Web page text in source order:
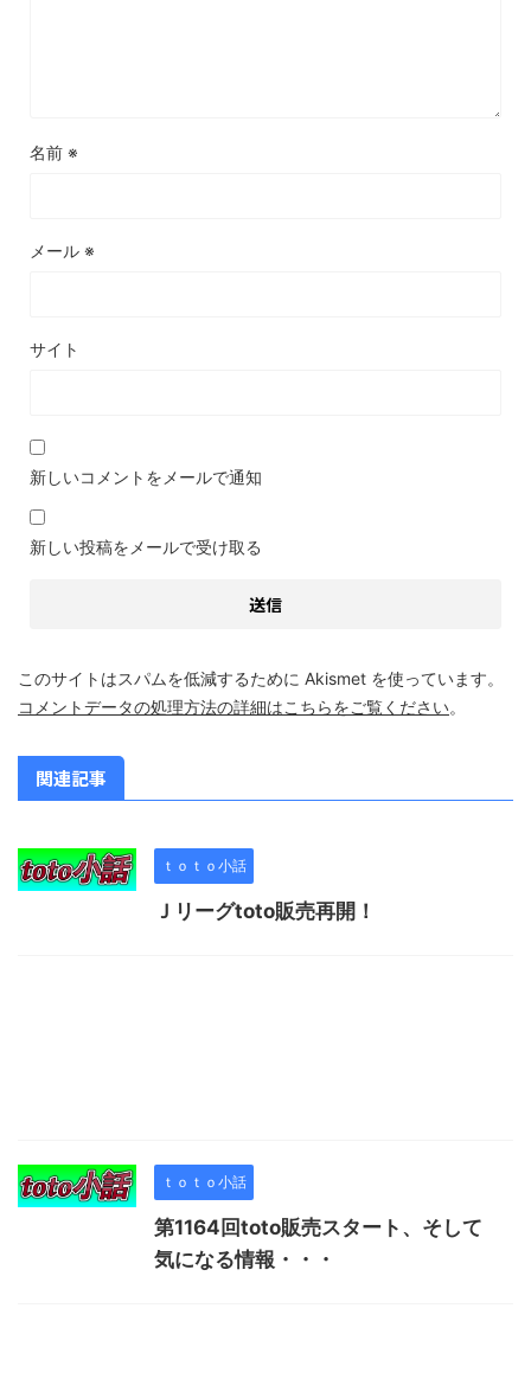
名前 ※
メール ※
サイト
新しいコメントをメールで通知
新しい投稿をメールで受け取る
このサイトはスパムを低減するために Akismet を使っています。
コメントデータの処理方法の詳細はこちらをご覧ください。
関連記事
ｔｏｔｏ小話
Ｊリーグtoto販売再開！
ｔｏｔｏ小話
第1164回toto販売スタート、そして
気になる情報・・・